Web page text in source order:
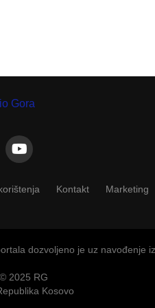
Kontakt Marketing
dozvoljeno je uz navođenje
2025 RG
Kosovo